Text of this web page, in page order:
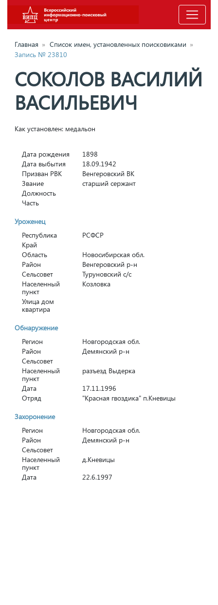
Главная » Список имен, установленных поисковиками »
Запись № 23810
СОКОЛОВ ВАСИЛИЙ
ВАСИЛЬЕВИЧ
Как установлен: медальон
Дата рождения
1898
Дата выбытия
18.09.1942
Призван РВК
Венгеровский ВК
Звание
старший сержант
Должность
Часть
Уроженец
Республика
РСФСР
Край
Область
Новосибирская обл.
Район
Венгеровский р-н
Сельсовет
Туруновский с/с
Населенный
пункт
Козловка
Улица дом
квартира
Обнаружение
Регион
Новгородская обл.
Район
Демянский р-н
Сельсовет
Населенный
пункт
разъезд Выдерка
Дата
17.11.1996
Отряд
"Красная гвоздика" п.Кневицы
Захоронение
Регион
Новгородская обл.
Район
Демянский р-н
Сельсовет
Населенный
пункт
д.Кневицы
Дата
22.6.1997